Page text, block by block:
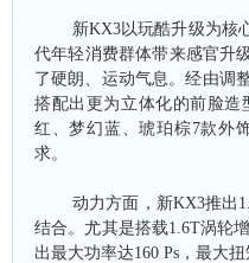
新KX3以玩酷升级为核
代年轻消费群体带来感官升
了硬朗、运动气息。经由调
搭配出更为立体化的前脸
红、梦幻蓝、琥珀棕7款外
求。
动力方面，新KX3推出
结合。尤其是搭载1.6T涡轮
出最大功率达160 Ps，最大